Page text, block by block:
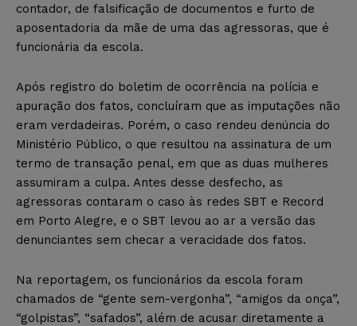
contador, de falsificação de documentos e furto de
aposentadoria da mãe de uma das agressoras, que é
funcionária da escola.
Após registro do boletim de ocorrência na polícia e
apuração dos fatos, concluíram que as imputações não
eram verdadeiras. Porém, o caso rendeu denúncia do
Ministério Público, o que resultou na assinatura de um
termo de transação penal, em que as duas mulheres
assumiram a culpa. Antes desse desfecho, as
agressoras contaram o caso às redes SBT e Record
em Porto Alegre, e o SBT levou ao ar a versão das
denunciantes sem checar a veracidade dos fatos.
Na reportagem, os funcionários da escola foram
chamados de “gente sem-vergonha”, “amigos da onça”,
“golpistas”, “safados”, além de acusar diretamente a